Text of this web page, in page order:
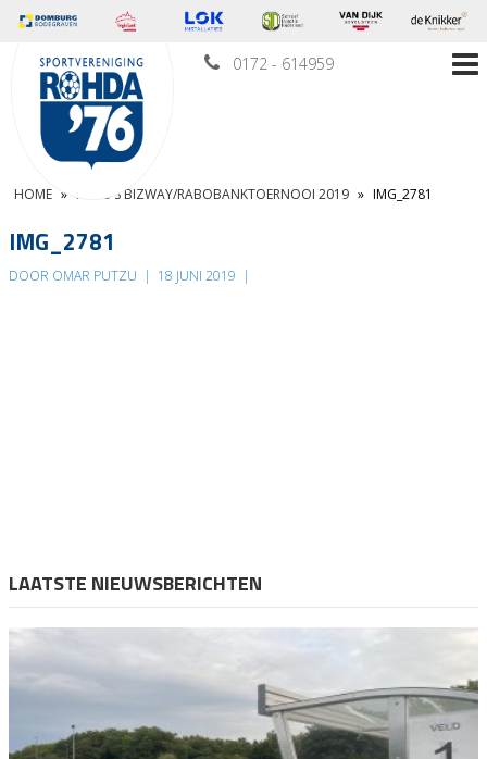
0172 - 614959
HOME » FOTO’S BIZWAY/RABOBANKTOERNOOI 2019 » IMG_2781
IMG_2781
DOOR OMAR PUTZU | 18 JUNI 2019 |
LAATSTE NIEUWSBERICHTEN